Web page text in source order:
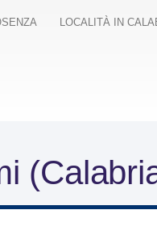
LOCALITÀ IN